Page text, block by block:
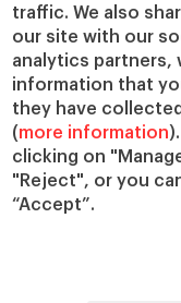
traffic. We also
our site with our
analytics partners,
information that
they have
(more information
clicking on
"Reject", or you
“Accept”.